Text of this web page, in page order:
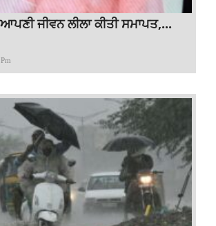
ਜੀਵਨ ਲੀਲਾ ਕੀਤੀ ਸਮਾਪਤ,...